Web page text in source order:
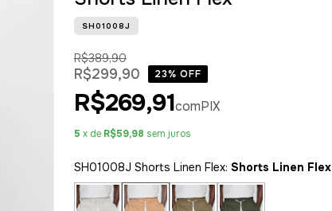
SH01008J
R$389,90
R$299,90 23% OFF
R$269,91comPIX
5 x de R$59,98 sem juros
SH01008J Shorts Linen Flex: Shorts Linen Flex